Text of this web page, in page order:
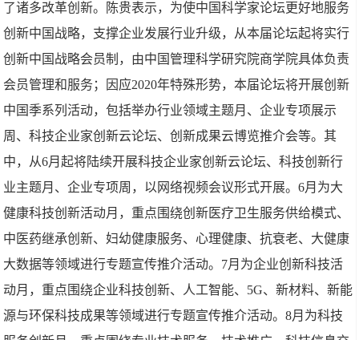
了诸多改革创新。陈贵表示，为使中国科学家论坛更好地服务
创新中国战略，支撑企业发展行业升级，从本届论坛起将实行
创新中国战略会员制，由中国管理科学研究院商学院具体负责
会员管理和服务；因应2020年特殊形势，本届论坛将开展创新
中国季系列活动，包括举办行业领域主题月、企业专项展示
周、科技企业家创新云论坛、创新成果云博览推介会等。其
中，从6月起将陆续开展科技企业家创新云论坛、科技创新行
业主题月、企业专项周，以网络视频会议形式开展。6月为大
健康科技创新活动月，重点围绕创新医疗卫生服务供给模式、
中医药继承创新、妇幼健康服务、心理健康、抗衰老、大健康
大数据等领域进行专题宣传推介活动。7月为企业创新科技活
动月，重点围绕企业科技创新、人工智能、5G、新材料、新能
源与环保科技成果等领域进行专题宣传推介活动。8月为科技